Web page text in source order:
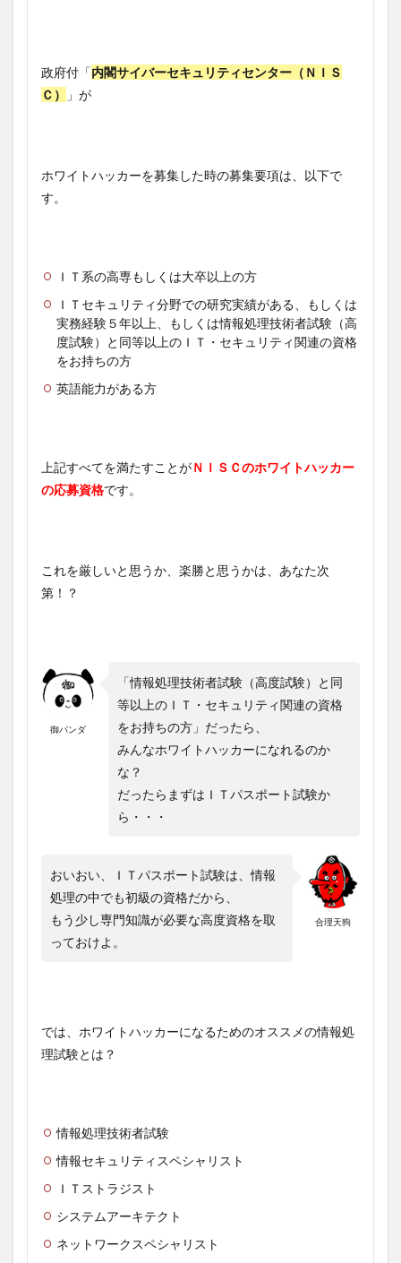
政府付「内閣サイバーセキュリティセンター（ＮＩＳ
Ｃ）
」が
ホワイトハッカーを募集した時の募集要項は、以下で
す。
ＩＴ系の高専もしくは大卒以上の方
ＩＴセキュリティ分野での研究実績がある、もしくは
実務経験５年以上、もしくは情報処理技術者試験（高
度試験）と同等以上のＩＴ・セキュリティ関連の資格
をお持ちの方
英語能力がある方
上記すべてを満たすことがＮＩＳＣのホワイトハッカー
の応募資格です。
これを厳しいと思うか、楽勝と思うかは、あなた次
第！？
御パンダ
「情報処理技術者試験（高度試験）と同
等以上のＩＴ・セキュリティ関連の資格
をお持ちの方」だったら、
みんなホワイトハッカーになれるのか
な？
だったらまずはＩＴパスポート試験か
ら・・・
合理天狗
おいおい、ＩＴパスポート試験は、情報
処理の中でも初級の資格だから、
もう少し専門知識が必要な高度資格を取
っておけよ。
では、ホワイトハッカーになるためのオススメの情報処
理試験とは？
情報処理技術者試験
情報セキュリティスペシャリスト
ＩＴストラジスト
システムアーキテクト
ネットワークスペシャリスト